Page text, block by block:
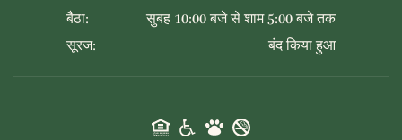
बैठा:
सुबह 10:00 बजे से शाम 5:00 बजे तक
सूरज:
बंद किया हुआ